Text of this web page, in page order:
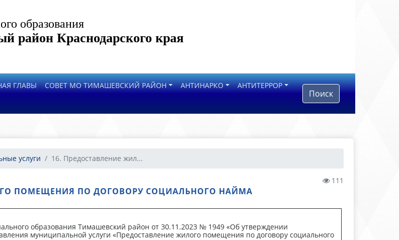
образования
район Краснодарского края
ГЛАВЫ СОВЕТ МО ТИМАШЕВСКИЙ РАЙОН АНТИНАРКО
АНТИТЕРРОР
Поиск
услуги 16. Предоставление жил...
111
ПОМЕЩЕНИЯ ПО ДОГОВОРУ СОЦИАЛЬНОГО НАЙМА
образования Тимашевский район от 30.11.2023 № 1949 «Об утверждении
муниципальной услуги «Предоставление жилого помещения по договору социального